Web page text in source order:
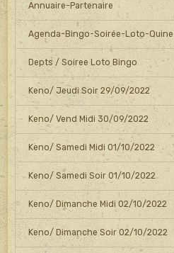
Annuaire-Partenaire
Agenda-Bingo-Soirée-Loto-Quine
Depts / Soiree Loto Bingo
Keno/ Jeudi Soir 29/09/2022
Keno/ Vend Midi 30/09/2022
Keno/ Samedi Midi 01/10/2022
Keno/ Samedi Soir 01/10/2022
Keno/ Dimanche Midi 02/10/2022
Keno/ Dimanche Soir 02/10/2022